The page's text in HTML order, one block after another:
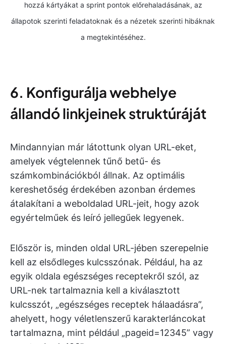
hozzá kártyákat a sprint pontok előrehaladásának, az
állapotok szerinti feladatoknak és a nézetek szerinti hibáknak
a megtekintéséhez.
6. Konfigurálja webhelye
állandó linkjeinek struktúráját
Mindannyian már látottunk olyan URL-eket,
amelyek végtelennek tűnő betű- és
számkombinációkból állnak. Az optimális
kereshetőség érdekében azonban érdemes
átalakítani a weboldalad URL-jeit, hogy azok
egyértelműek és leíró jellegűek legyenek.
Először is, minden oldal URL-jében szerepelnie
kell az elsődleges kulcsszónak. Például, ha az
egyik oldala egészséges receptekről szól, az
URL-nek tartalmaznia kell a kiválasztott
kulcsszót, „egészséges receptek hálaadásra”,
ahelyett, hogy véletlenszerű karakterláncokat
tartalmazna, mint például „pageid=12345” vagy